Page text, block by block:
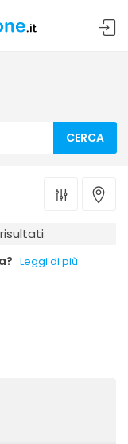
CERCA
risultati
Leggi di più